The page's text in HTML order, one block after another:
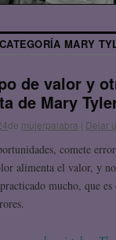
MARY
de valor y
de Mary
de mujerpalabra | Dejar
comete
alimenta el valor, y
mucho, que